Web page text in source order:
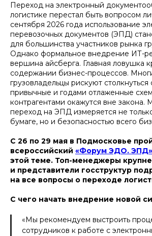
Переход на электронный
логистике перестал быть вопросом
сентября 2026 года использование
перевозочных документов (ЭПД)
для большинства участников рынка
Однако формальное внедрение ИТ-
вершина айсберга. Главная ловушка
содержании бизнес-процессов.
грузовладельцы рискуют столкнуться
привычные и годами отлаженные
контрагентами окажутся вне закона.
переход на ЭПД измеряется не
бумаге, но и безопасностью всего
С 26 по 29 мая в Подмосковье
всероссийский «Форум ЭДО. ЭПД»
этой теме. Топ-менеджеры
и представители госструктур
на все вопросы о переходе
С чего начать внедрение новой
«Мы рекомендуем выстроить
сотрудников к работе с